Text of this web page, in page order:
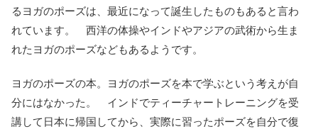
るヨガのポーズは、最近になって誕生したものもあると言わ
れています。 西洋の体操やインドやアジアの武術から生ま
れたヨガのポーズなどもあるようです。
ヨガのポーズの本。ヨガのポーズを本で学ぶという考えが自
分にはなかった。 インドでティーチャートレーニングを受
講して日本に帰国してから、実際に習ったポーズを自分で復